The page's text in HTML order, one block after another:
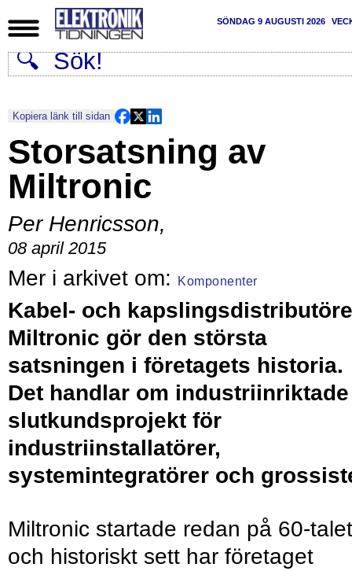
SÖNDAG 9 AUGUSTI 2026
Kopiera länk till sidan
Storsatsning av
Miltronic
Per Henricsson,
08 april 2015
Komponenter
Kabel- och
Miltronic gör den största
satsningen i företagets historia.
Det handlar om industriinriktade
slutkundsprojekt för
industriinstallatörer,
systemintegratörer och
Miltronic startade redan på 60-talet
och historiskt sett har företaget